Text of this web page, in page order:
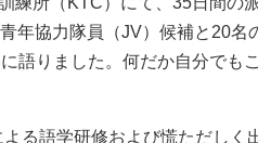
年協力隊員（JV）候補と20
語りました。何だか自分でも
る語学研修および慌ただしく